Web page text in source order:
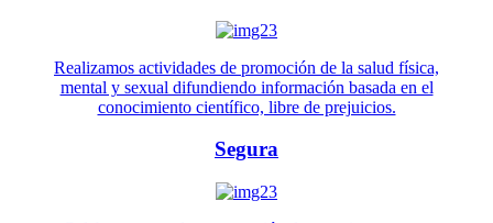
Realizamos actividades de promoción de la salud física,
mental y sexual difundiendo información basada en el
conocimiento científico, libre de prejuicios.
Segura